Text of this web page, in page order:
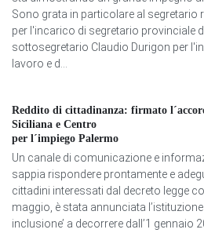
Sono grata in particolare al segretario
per l'incarico di segretario provinciale
sottosegretario Claudio Durigon per
lavoro e d...
Reddito di cittadinanza: firmato
Siciliana e Centro
per l´impiego Palermo
Un canale di comunicazione e
sappia rispondere prontamente e
cittadini interessati dal decreto legge
maggio, è stata annunciata l’istituzione
inclusione’ a decorrere dall’1 gennaio